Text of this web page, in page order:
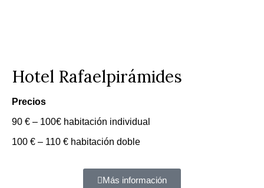
Hotel Rafaelpirámides
Precios
90 € – 100€ habitación individual
100 € – 110 € habitación doble
Más información